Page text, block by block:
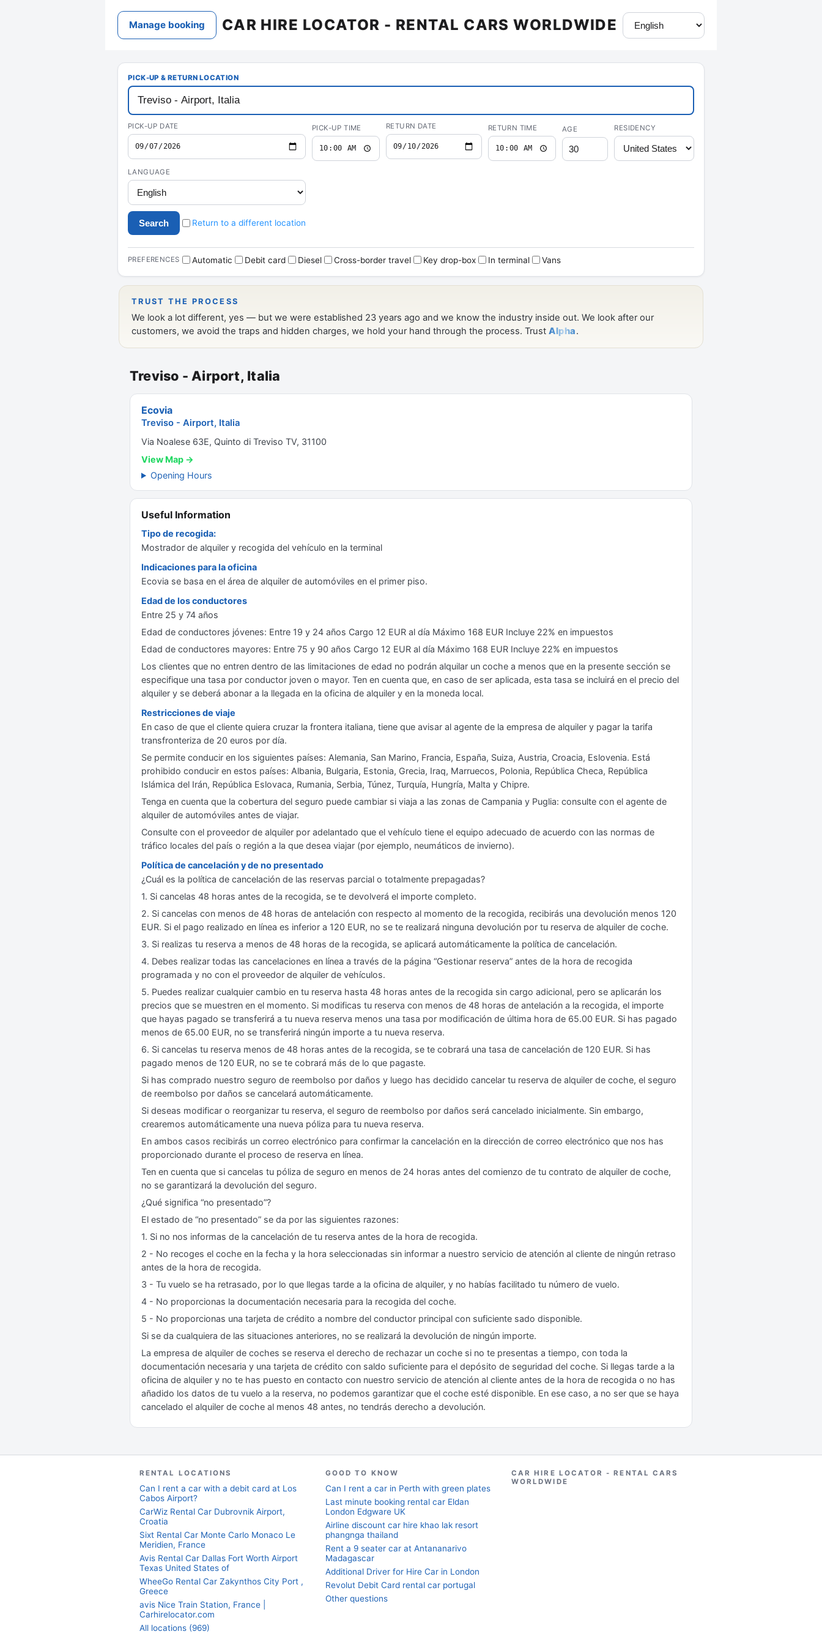
Treviso - Airport, Italia
Ecovia
Treviso - Airport, Italia
Via Noalese 63E, Quinto di Treviso TV, 31100
View Map →
Opening Hours
Useful Information
Tipo de recogida:
Mostrador de alquiler y recogida del vehículo en la terminal
Indicaciones para la oficina
Ecovia se basa en el área de alquiler de automóviles en el primer piso.
Edad de los conductores
Entre 25 y 74 años
Edad de conductores jóvenes: Entre 19 y 24 años Cargo 12 EUR al día Máximo 168 EUR Incluye 22% en impuestos
Edad de conductores mayores: Entre 75 y 90 años Cargo 12 EUR al día Máximo 168 EUR Incluye 22% en impuestos
Los clientes que no entren dentro de las limitaciones de edad no podrán alquilar un coche a menos que en la presente sección se
especifique una tasa por conductor joven o mayor. Ten en cuenta que, en caso de ser aplicada, esta tasa se incluirá en el precio del
alquiler y se deberá abonar a la llegada en la oficina de alquiler y en la moneda local.
Restricciones de viaje
En caso de que el cliente quiera cruzar la frontera italiana, tiene que avisar al agente de la empresa de alquiler y pagar la tarifa
transfronteriza de 20 euros por día.
Se permite conducir en los siguientes países: Alemania, San Marino, Francia, España, Suiza, Austria, Croacia, Eslovenia. Está
prohibido conducir en estos países: Albania, Bulgaria, Estonia, Grecia, Iraq, Marruecos, Polonia, República Checa, República
Islámica del Irán, República Eslovaca, Rumania, Serbia, Túnez, Turquía, Hungría, Malta y Chipre.
Tenga en cuenta que la cobertura del seguro puede cambiar si viaja a las zonas de Campania y Puglia: consulte con el agente de
alquiler de automóviles antes de viajar.
Consulte con el proveedor de alquiler por adelantado que el vehículo tiene el equipo adecuado de acuerdo con las normas de
tráfico locales del país o región a la que desea viajar (por ejemplo, neumáticos de invierno).
Política de cancelación y de no presentado
¿Cuál es la política de cancelación de las reservas parcial o totalmente prepagadas?
1. Si cancelas 48 horas antes de la recogida, se te devolverá el importe completo.
2. Si cancelas con menos de 48 horas de antelación con respecto al momento de la recogida, recibirás una devolución menos 120
EUR. Si el pago realizado en línea es inferior a 120 EUR, no se te realizará ninguna devolución por tu reserva de alquiler de coche.
3. Si realizas tu reserva a menos de 48 horas de la recogida, se aplicará automáticamente la política de cancelación.
4. Debes realizar todas las cancelaciones en línea a través de la página “Gestionar reserva” antes de la hora de recogida
programada y no con el proveedor de alquiler de vehículos.
5. Puedes realizar cualquier cambio en tu reserva hasta 48 horas antes de la recogida sin cargo adicional, pero se aplicarán los
precios que se muestren en el momento. Si modificas tu reserva con menos de 48 horas de antelación a la recogida, el importe
que hayas pagado se transferirá a tu nueva reserva menos una tasa por modificación de última hora de 65.00 EUR. Si has pagado
menos de 65.00 EUR, no se transferirá ningún importe a tu nueva reserva.
6. Si cancelas tu reserva menos de 48 horas antes de la recogida, se te cobrará una tasa de cancelación de 120 EUR. Si has
pagado menos de 120 EUR, no se te cobrará más de lo que pagaste.
Si has comprado nuestro seguro de reembolso por daños y luego has decidido cancelar tu reserva de alquiler de coche, el seguro
de reembolso por daños se cancelará automáticamente.
Si deseas modificar o reorganizar tu reserva, el seguro de reembolso por daños será cancelado inicialmente. Sin embargo,
crearemos automáticamente una nueva póliza para tu nueva reserva.
En ambos casos recibirás un correo electrónico para confirmar la cancelación en la dirección de correo electrónico que nos has
proporcionado durante el proceso de reserva en línea.
Ten en cuenta que si cancelas tu póliza de seguro en menos de 24 horas antes del comienzo de tu contrato de alquiler de coche,
no se garantizará la devolución del seguro.
¿Qué significa “no presentado”?
El estado de “no presentado” se da por las siguientes razones:
1. Si no nos informas de la cancelación de tu reserva antes de la hora de recogida.
2 - No recoges el coche en la fecha y la hora seleccionadas sin informar a nuestro servicio de atención al cliente de ningún retraso
antes de la hora de recogida.
3 - Tu vuelo se ha retrasado, por lo que llegas tarde a la oficina de alquiler, y no habías facilitado tu número de vuelo.
4 - No proporcionas la documentación necesaria para la recogida del coche.
5 - No proporcionas una tarjeta de crédito a nombre del conductor principal con suficiente sado disponible.
Si se da cualquiera de las situaciones anteriores, no se realizará la devolución de ningún importe.
La empresa de alquiler de coches se reserva el derecho de rechazar un coche si no te presentas a tiempo, con toda la
documentación necesaria y una tarjeta de crédito con saldo suficiente para el depósito de seguridad del coche. Si llegas tarde a la
oficina de alquiler y no te has puesto en contacto con nuestro servicio de atención al cliente antes de la hora de recogida o no has
añadido los datos de tu vuelo a la reserva, no podemos garantizar que el coche esté disponible. En ese caso, a no ser que se haya
cancelado el alquiler de coche al menos 48 antes, no tendrás derecho a devolución.
RENTAL LOCATIONS
Can I rent a car with a debit card at Los
Cabos Airport?
CarWiz Rental Car Dubrovnik Airport,
Croatia
Sixt Rental Car Monte Carlo Monaco Le
Meridien, France
Avis Rental Car Dallas Fort Worth Airport
Texas United States of
WheeGo Rental Car Zakynthos City Port ,
Greece
avis Nice Train Station, France |
Carhirelocator.com
All locations (969)
GOOD TO KNOW
Can I rent a car in Perth with green plates
Last minute booking rental car Eldan
London Edgware UK
Airline discount car hire khao lak resort
phangnga thailand
Rent a 9 seater car at Antananarivo
Madagascar
Additional Driver for Hire Car in London
Revolut Debit Card rental car portugal
Other questions
CAR HIRE LOCATOR - RENTAL CARS
WORLDWIDE